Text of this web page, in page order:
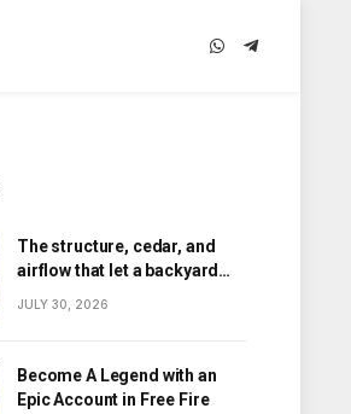
WhatsApp
Telegram
The structure, cedar, and
airflow that let a backyard
JULY 30, 2026
Become A Legend with an
Epic Account in Free Fire